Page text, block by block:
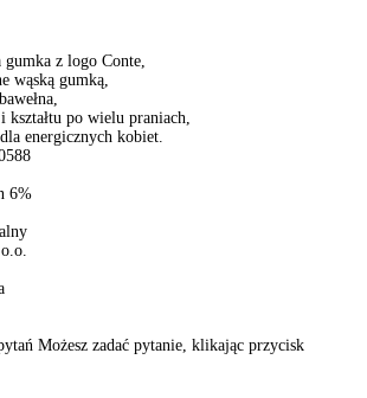
gumka z logo Conte,
wąską gumką,
kształtu po wielu praniach,
energicznych kobiet.
6%
Możesz zadać pytanie, klikając przycisk